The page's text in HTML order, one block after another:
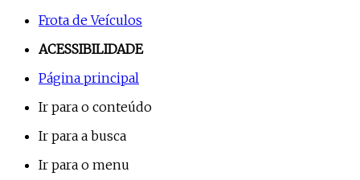
Frota de Veículos
ACESSIBILIDADE
Página principal
Ir para o conteúdo
Ir para a busca
Ir para o menu